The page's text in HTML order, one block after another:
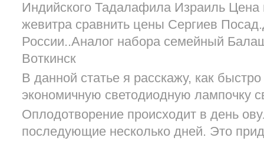
Индийского Тадалафила Израиль
жевитра сравнить цены Сергиев
России..Аналог набора семейный
Воткинск
В данной статье я расскажу, как
экономичную светодиодную лампочку
Оплодотворение происходит в день
последующие несколько дней. Это